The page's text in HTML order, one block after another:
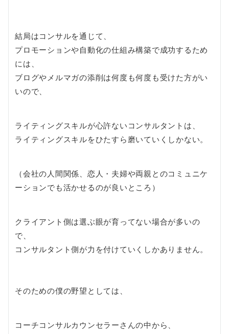
結局はコンサルを通じて、
プロモーションや自動化の仕組み構築で成功するため
には、
ブログやメルマガの添削は何度も何度も受けた方がい
いので、
ライティングスキルが心許ないコンサルタントは、
ライティングスキルをひたすら磨いていくしかない。
（会社の人間関係、恋人・夫婦や両親とのコミュニケ
ーションでも活かせるのが良いところ）
クライアント側は選ぶ眼が育ってない場合が多いの
で、
コンサルタント側が力を付けていくしかありません。
そのための僕の野望としては、
コーチコンサルカウンセラーさんの中から、